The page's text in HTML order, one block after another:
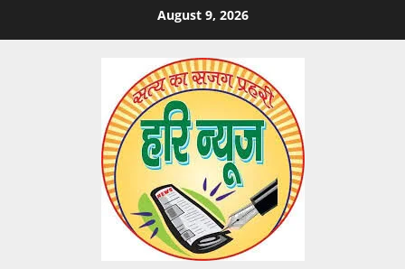
August 9, 2026